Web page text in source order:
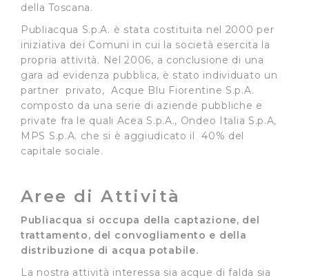
della Toscana.
Publiacqua S.p.A. è stata costituita nel 2000 per
iniziativa dei Comuni in cui la società esercita la
propria attività. Nel 2006, a conclusione di una
gara ad evidenza pubblica, è stato individuato un
partner privato, Acque Blu Fiorentine S.p.A.
composto da una serie di aziende pubbliche e
private fra le quali Acea S.p.A., Ondeo Italia S.p.A,
MPS S.p.A. che si è aggiudicato il 40% del
capitale sociale.
Aree di Attività
Publiacqua si occupa della captazione, del
trattamento, del convogliamento e della
distribuzione di acqua potabile.
La nostra attività interessa sia acque di falda sia